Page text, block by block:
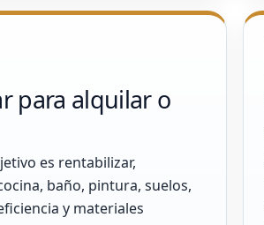
para alquilar o
es rentabilizar,
baño, pintura, suelos,
y materiales